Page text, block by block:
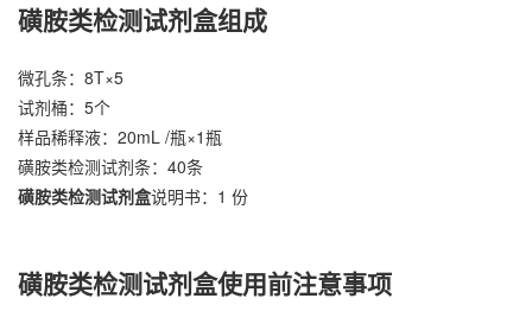
磺胺类检测试剂盒组成
微孔条：8T×5
试剂桶：5个
样品稀释液：20mL /瓶×1瓶
磺胺类检测试剂条：40条
磺胺类检测试剂盒说明书：1 份
磺胺类检测试剂盒使用前注意事项